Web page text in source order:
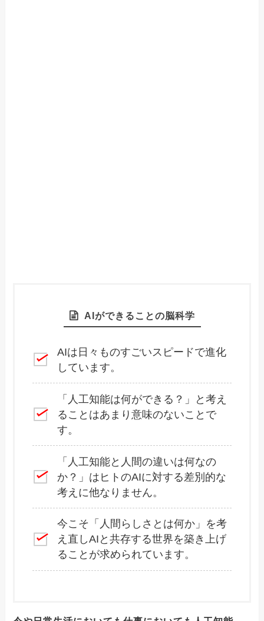
AIができることの脳科学
AIは日々ものすごいスピードで進化
しています。
「人工知能は何ができる？」と考え
ることはあまり意味のないことで
す。
「人工知能と人間の違いは何なの
か？」はヒトのAIに対する差別的な
考えに他なりません。
今こそ「人間らしさとは何か」を考
え直しAIと共存する世界を築き上げ
ることが求められています。